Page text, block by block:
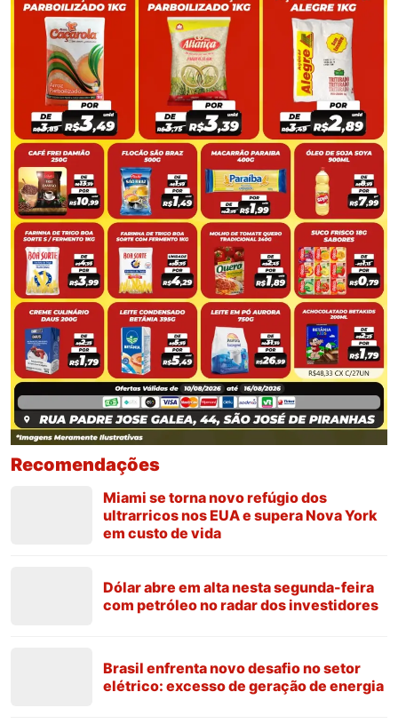
Recomendações
Miami se torna novo refúgio dos
ultrarricos nos EUA e supera Nova York
em custo de vida
Dólar abre em alta nesta segunda-feira
com petróleo no radar dos investidores
Brasil enfrenta novo desafio no setor
elétrico: excesso de geração de energia